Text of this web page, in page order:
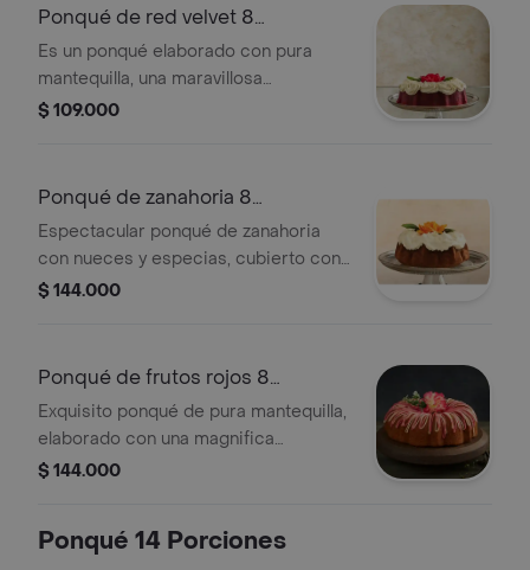
metálico(diámetro 18.9 cm, alto 8.8
Ponqué de red velvet 8
porciones
Es un ponqué elaborado con pura
mantequilla, una maravillosa
combinación de chocolate y vainilla, y
vainilla en forma de rosetones.
presentación 8 porciones: estuche
metálico(diámetro 18.9 cm, alto 8.8
cm)
$ 109.000
Ponqué de zanahoria 8
porciones
Espectacular ponqué de zanahoria
con nueces y especias, cubierto con
una deliciosa crema de queso.
cm)
$ 144.000
Ponqué de frutos rojos 8
porciones
Exquisito ponqué de pura mantequilla,
elaborado con una magnifica
mermelada de fresa, mora, arándanos
presentación 8 porciones: estuché
$ 144.000
Ponqué 14 Porciones